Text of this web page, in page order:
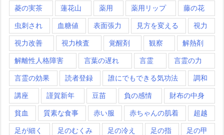
菱の実茶 蓮花山 薬用 薬用リップ 藤の花
虫刺され 血糖値 表面張力 見方を変える 視力
視力改善 視力検査 覚醒剤 観察 解熱剤
解離性人格障害 言葉の遅れ 言霊 言霊の力
言霊の効果 読者登録 誰にでもできる気功法 調和
講座 謹賀新年 豆苗 負の感情 財布の中身
貧血 質素な食事 赤い服 赤ちゃんの肌着 超越
足が細く 足のむくみ 足の冷え 足の指 足の甲